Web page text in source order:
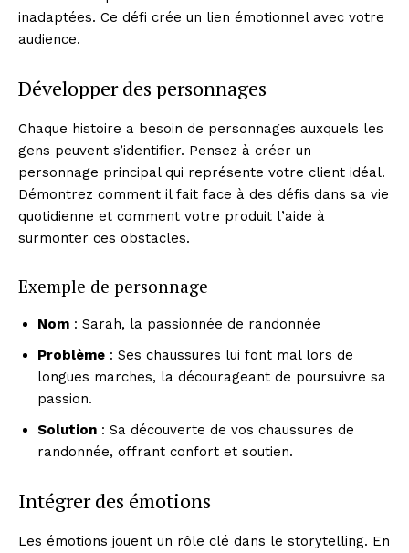
inadaptées. Ce défi crée un lien émotionnel avec votre
audience.
Développer des personnages
Chaque histoire a besoin de personnages auxquels les
gens peuvent s’identifier. Pensez à créer un
personnage principal qui représente votre client idéal.
Démontrez comment il fait face à des défis dans sa vie
quotidienne et comment votre produit l’aide à
surmonter ces obstacles.
Exemple de personnage
Nom : Sarah, la passionnée de randonnée
Problème : Ses chaussures lui font mal lors de
longues marches, la décourageant de poursuivre sa
passion.
Solution : Sa découverte de vos chaussures de
randonnée, offrant confort et soutien.
Intégrer des émotions
Les émotions jouent un rôle clé dans le storytelling. En